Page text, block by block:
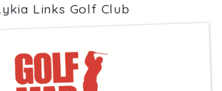
Links Golf Club